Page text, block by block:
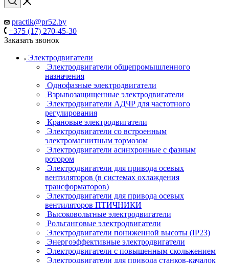
practik@pr52.by
+375 (17) 270-45-30
Заказать звонок
Электродвигатели
Электродвигатели общепромышленного
назначения
Однофазные электродвигатели
Взрывозащищенные электродвигатели
Электродвигатели АДЧР для частотного
регулирования
Крановые электродвигатели
Электродвигатели со встроенным
электромагнитным тормозом
Электродвигатели асинхронные с фазным
ротором
Электродвигатели для привода осевых
вентиляторов (в системах охлаждения
трансформаторов)
Электродвигатели для привода осевых
вентиляторов ПТИЧНИКИ
Высоковольтные электродвигатели
Рольганговые электродвигатели
Электродвигатели пониженной высоты (IP23)
Энергоэффективные электродвигатели
Электродвигатели с повышенным скольжением
Электродвигатели для привода станков-качалок